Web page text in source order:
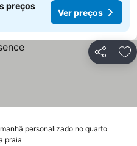
preços
Ver preços
Partilhar
personalizado no quartoVer
praia